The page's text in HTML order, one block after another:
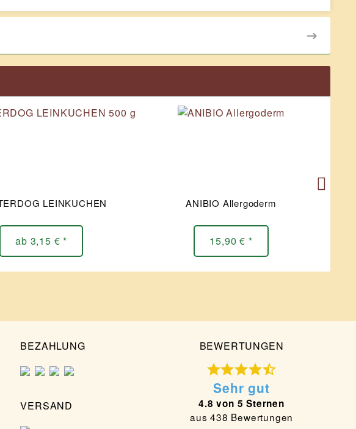
LEINKUCHEN
ab 3,15 € *
ANIBIO Allergoderm
15,90 € *
BEZAHLUNG
VERSAND
BEWERTUNGEN
Sehr gut
4.8 von 5 Sternen
aus 438 Bewertungen